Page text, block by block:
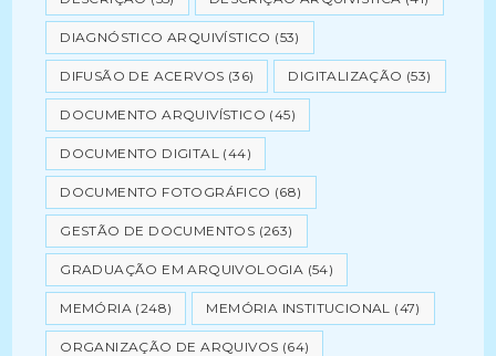
DIAGNÓSTICO ARQUIVÍSTICO (53)
DIFUSÃO DE ACERVOS (36) DIGITALIZAÇÃO (53)
DOCUMENTO ARQUIVÍSTICO (45)
DOCUMENTO DIGITAL (44)
DOCUMENTO FOTOGRÁFICO (68)
GESTÃO DE DOCUMENTOS (263)
GRADUAÇÃO EM ARQUIVOLOGIA (54)
MEMÓRIA (248) MEMÓRIA INSTITUCIONAL (47)
ORGANIZAÇÃO DE ARQUIVOS (64)